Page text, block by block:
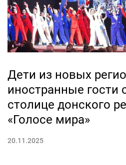
Дети из новых
иностранные гости
столице донского
«Голосе мира»
20.11.2025